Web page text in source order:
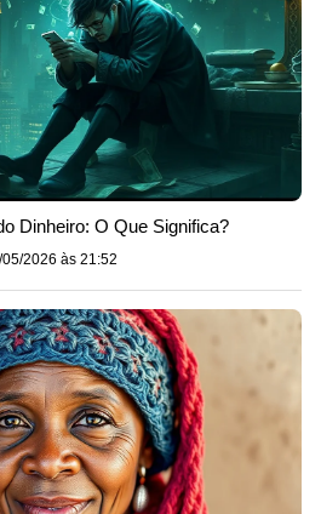
Dinheiro: O Que Significa?
05/2026 às 21:52